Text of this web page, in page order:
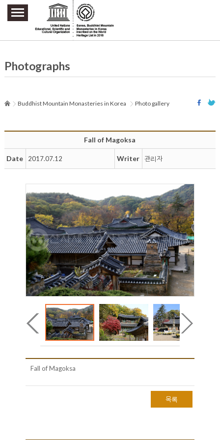
주요메뉴 바로가기
본문 바로가기
하단메뉴 바로가기
Photographs
Buddhist Mountain Monasteries in Korea Photo gallery
Fall of Magoksa
Date 2017.07.12 Writer 관리자
Fall of Magoksa
목록